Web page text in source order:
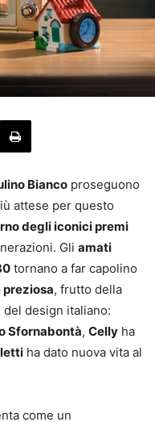
Bianco proseguono
attese per questo
degli iconici premi
Gli amati
tornano a far capolino
, frutto della
design italiano:
Sfornabontà, Celly ha
ha dato nuova vita al
come un